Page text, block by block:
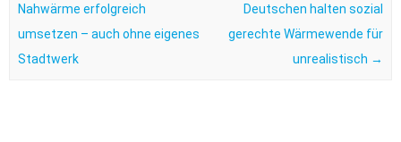
Nahwärme erfolgreich
umsetzen – auch ohne eigenes
Stadtwerk
Deutschen halten sozial
gerechte Wärmewende für
unrealistisch →